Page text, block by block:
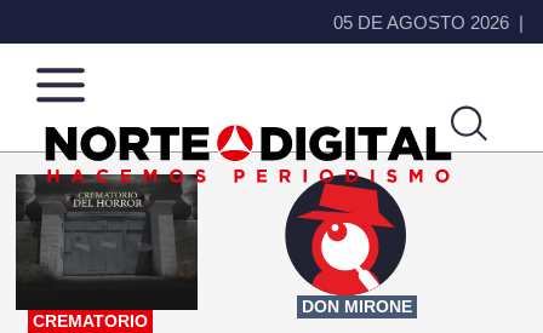
05 DE AGOSTO 2026
Norte
de
Ciudad
Más
que
noticias,
hacemos periodismo
CREMATORIO
DON MIRONE